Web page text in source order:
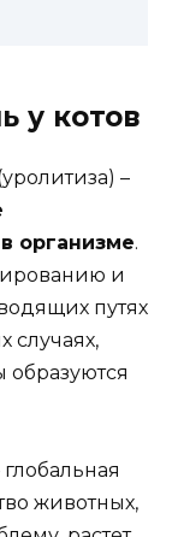
у котов
–
организме.
и
путях
случаях,
образуются
животных,